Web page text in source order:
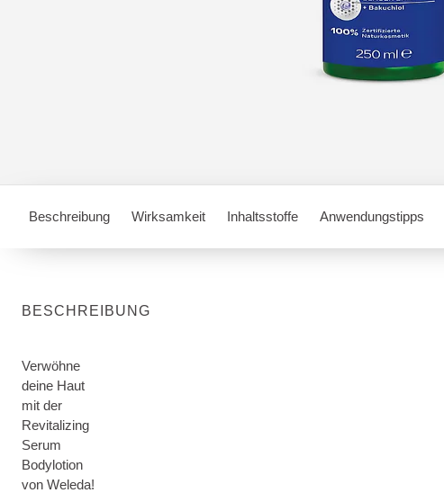
Beschreibung Wirksamkeit Inhaltsstoffe Anwendungstipps
BESCHREIBUNG
Verwöhne
deine Haut
mit der
Revitalizing
Serum
Bodylotion
von Weleda!